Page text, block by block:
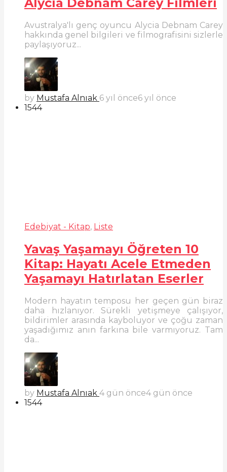
Alycia Debnam Carey Filmleri
Avustralya'lı genç oyuncu Alycia Debnam Carey
hakkında genel bilgileri ve filmografisini sizlerle
paylaşıyoruz...
by Mustafa Alnıak 6 yıl önce6 yıl önce
1544
Edebiyat - Kitap, Liste
Yavaş Yaşamayı Öğreten 10
Kitap: Hayatı Acele Etmeden
Yaşamayı Hatırlatan Eserler
Modern hayatın temposu her geçen gün biraz
daha hızlanıyor. Sürekli yetişmeye çalışıyor,
bildirimler arasında kayboluyor ve çoğu zaman
yaşadığımız anın farkına bile varmıyoruz. Tam
da...
by Mustafa Alnıak 4 gün önce4 gün önce
1544